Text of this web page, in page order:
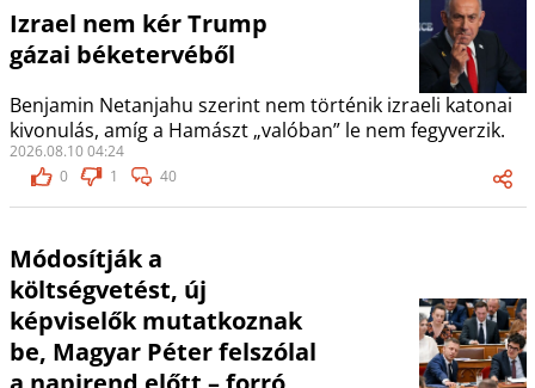
Izrael nem kér Trump
gázai béketervéből
Benjamin Netanjahu szerint nem történik izraeli katonai
kivonulás, amíg a Hamászt „valóban” le nem fegyverzik.
2026.08.10 04:24
0
1 40
Módosítják a
költségvetést, új
képviselők mutatkoznak
be, Magyar Péter felszólal